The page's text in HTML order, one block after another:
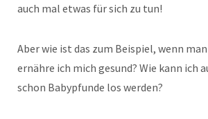
auch mal etwas für sich zu tun!
Aber wie ist das zum Beispiel, wenn
ernähre ich mich gesund? Wie kann ich
schon Babypfunde los werden?